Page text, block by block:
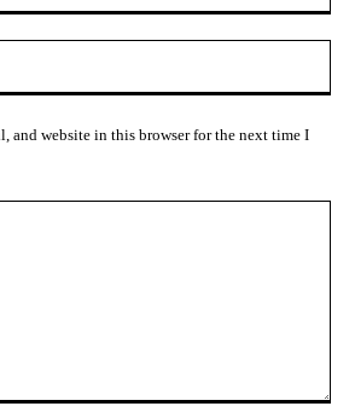
and website in this browser for the next time I